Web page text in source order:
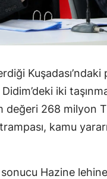
iki
değeri 268 milyon
kamu
Hazine